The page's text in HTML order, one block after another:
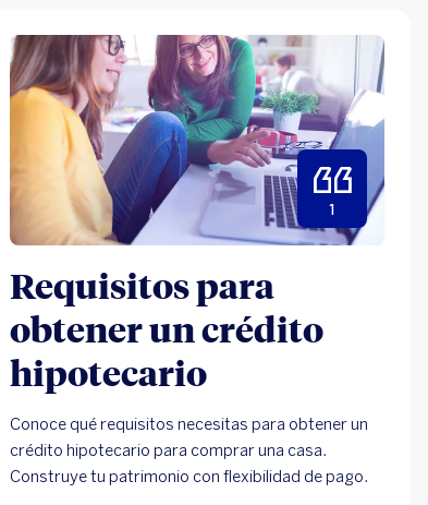
1
Requisitos para
obtener un crédito
hipotecario
Conoce qué requisitos necesitas para obtener un
crédito hipotecario para comprar una casa.
Construye tu patrimonio con flexibilidad de pago.